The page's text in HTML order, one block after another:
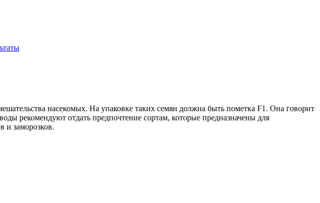
насекомых. На упаковке таких семян должна быть пометка F1. Она говорит
рекомендуют отдать предпочтение сортам, которые предназначены для
и заморозков.